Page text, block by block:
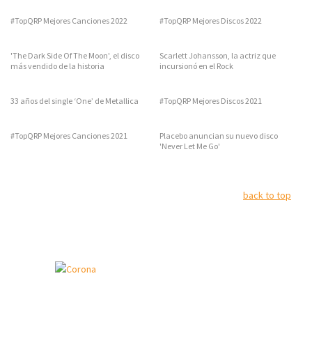
#TopQRP Mejores Canciones 2022 #TopQRP Mejores Discos 2022
'The Dark Side Of The Moon', el disco
más vendido de la historia
Scarlett Johansson, la actriz que
incursionó en el Rock
33 años del single ‘One’ de Metallica #TopQRP Mejores Discos 2021
#TopQRP Mejores Canciones 2021
Placebo anuncian su nuevo disco
'Never Let Me Go'
back to top